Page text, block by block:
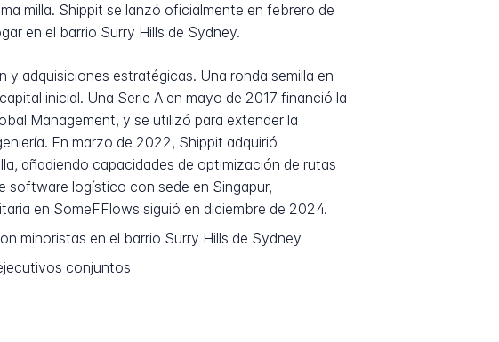
milla. Shippit se lanzó oficialmente en febrero de
en el barrio Surry Hills de Sydney.
y adquisiciones estratégicas. Una ronda semilla en
inicial. Una Serie A en mayo de 2017 financió la
Management, y se utilizó para extender la
En marzo de 2022, Shippit adquirió
añadiendo capacidades de optimización de rutas
software logístico con sede en Singapur,
en SomeFFlows siguió en diciembre de 2024.
minoristas en el barrio Surry Hills de Sydney
conjuntos